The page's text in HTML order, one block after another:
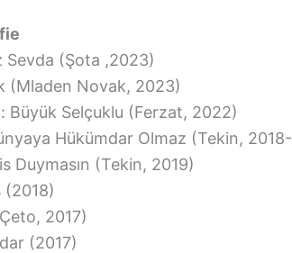
Sevda (Şota ,2023)
(Mladen Novak, 2023)
Büyük Selçuklu (Ferzat, 2022)
Hükümdar Olmaz (Tekin,
Duymasın (Tekin, 2019)
(2018)
2017)
(2017)